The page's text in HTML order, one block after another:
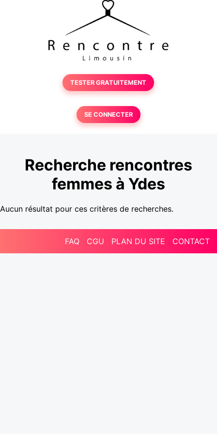
TESTER GRATUITEMENT
SE CONNECTER
Recherche rencontres
femmes à Ydes
Aucun résultat pour ces critères de recherches.
FAQ CGU PLAN DU SITE CONTACT